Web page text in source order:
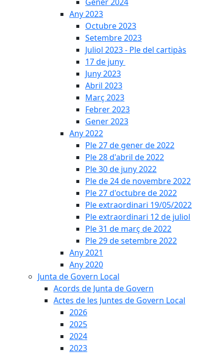
Any 2023
Octubre 2023
Setembre 2023
Juliol 2023 - Ple del cartipàs
17 de juny
Juny 2023
Abril 2023
Març 2023
Febrer 2023
Gener 2023
Any 2022
Ple 27 de gener de 2022
Ple 28 d'abril de 2022
Ple 30 de juny 2022
Ple de 24 de novembre 2022
Ple 27 d'octubre de 2022
Ple extraordinari 19/05/2022
Ple extraordinari 12 de juliol
Ple 31 de març de 2022
Ple 29 de setembre 2022
Any 2021
Any 2020
Junta de Govern Local
Acords de Junta de Govern
Actes de les Juntes de Govern Local
2026
2025
2024
2023